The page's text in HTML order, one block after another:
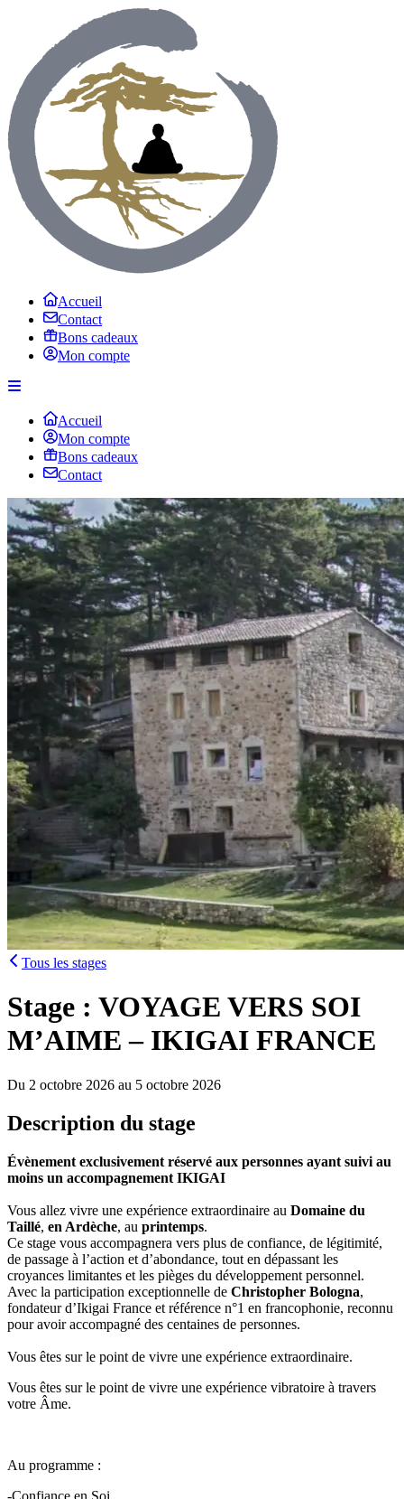
Accueil
Contact
Bons cadeaux
Mon compte
Accueil
Mon compte
Bons cadeaux
Contact
Tous les stages
Stage : VOYAGE VERS SOI
M’AIME – IKIGAI FRANCE
Du 2 octobre 2026 au 5 octobre 2026
Description du stage
Évènement exclusivement réservé aux personnes ayant suivi au
moins un accompagnement IKIGAI
Vous allez vivre une expérience extraordinaire au Domaine du
Taillé, en Ardèche, au printemps.
Ce stage vous accompagnera vers plus de confiance, de légitimité,
de passage à l’action et d’abondance, tout en dépassant les
croyances limitantes et les pièges du développement personnel.
Avec la participation exceptionnelle de Christopher Bologna,
fondateur d’Ikigai France et référence n°1 en francophonie, reconnu
pour avoir accompagné des centaines de personnes.
Vous êtes sur le point de vivre une expérience extraordinaire.
Vous êtes sur le point de vivre une expérience vibratoire à travers
votre Âme.
Au programme :
-Confiance en Soi